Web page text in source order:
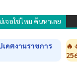
เจอใช่ไหม ค้นหาเลย
เดตงานราชการ
🔥